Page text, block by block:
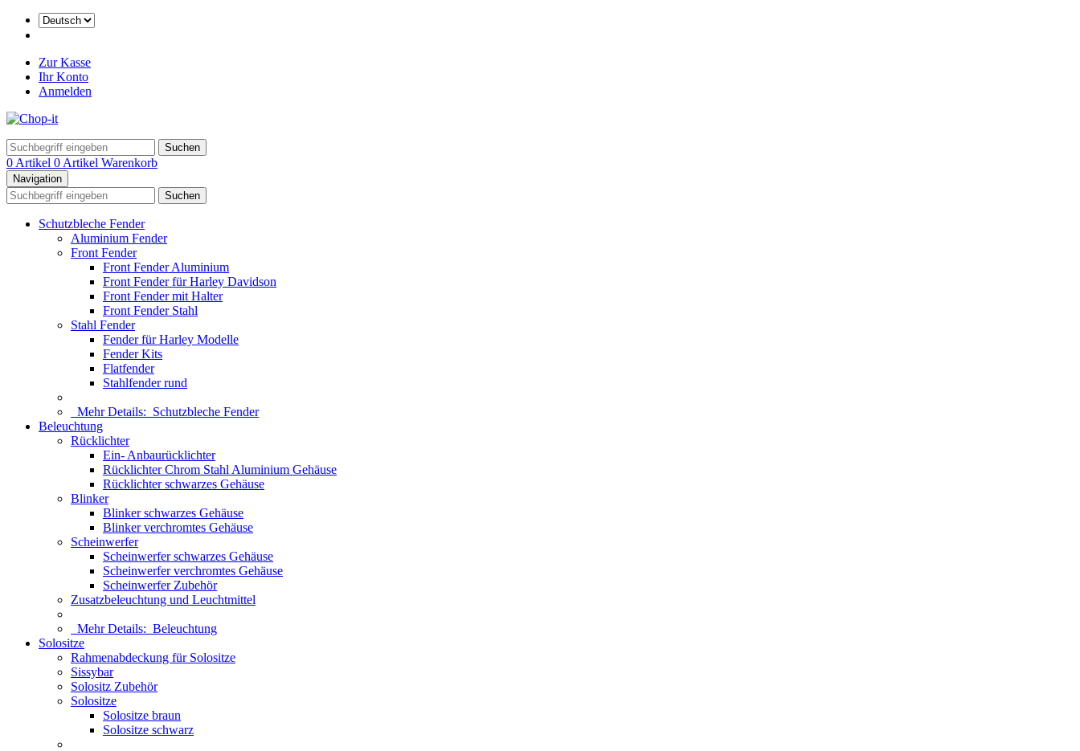
Zur Kasse
Ihr Konto
Anmelden
Suchen
0 Artikel 0 Artikel Warenkorb
Navigation
Suchen
Schutzbleche Fender
Aluminium Fender
Front Fender
Front Fender Aluminium
Front Fender für Harley Davidson
Front Fender mit Halter
Front Fender Stahl
Stahl Fender
Fender für Harley Modelle
Fender Kits
Flatfender
Stahlfender rund
Mehr Details: Schutzbleche Fender
Beleuchtung
Rücklichter
Ein- Anbaurücklichter
Rücklichter Chrom Stahl Aluminium Gehäuse
Rücklichter schwarzes Gehäuse
Blinker
Blinker schwarzes Gehäuse
Blinker verchromtes Gehäuse
Scheinwerfer
Scheinwerfer schwarzes Gehäuse
Scheinwerfer verchromtes Gehäuse
Scheinwerfer Zubehör
Zusatzbeleuchtung und Leuchtmittel
Mehr Details: Beleuchtung
Solositze
Rahmenabdeckung für Solositze
Sissybar
Solositz Zubehör
Solositze
Solositze braun
Solositze schwarz